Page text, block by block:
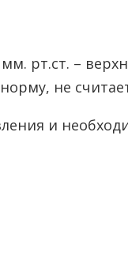
рт.ст. –
не
и